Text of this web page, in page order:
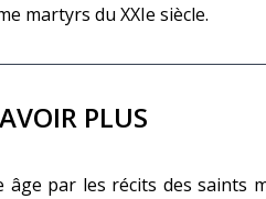
martyrs du XXIe siècle.
PLUS
par les récits des saints